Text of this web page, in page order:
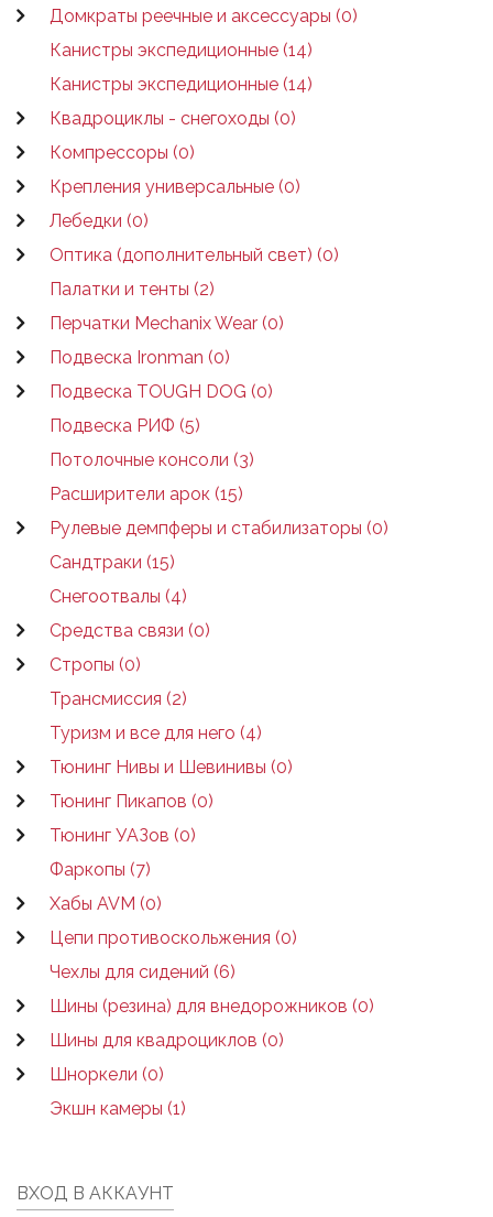
Домкраты реечные и аксессуары (0)
Канистры экспедиционные (14)
Канистры экспедиционные (14)
Квадроциклы - снегоходы (0)
Компрессоры (0)
Крепления универсальные (0)
Лебедки (0)
Оптика (дополнительный свет) (0)
Палатки и тенты (2)
Перчатки Mechanix Wear (0)
Подвеска Ironman (0)
Подвеска TOUGH DOG (0)
Подвеска РИФ (5)
Потолочные консоли (3)
Расширители арок (15)
Рулевые демпферы и стабилизаторы (0)
Сандтраки (15)
Снегоотвалы (4)
Средства связи (0)
Стропы (0)
Трансмиссия (2)
Туризм и все для него (4)
Тюнинг Нивы и Шевинивы (0)
Тюнинг Пикапов (0)
Тюнинг УАЗов (0)
Фаркопы (7)
Хабы AVM (0)
Цепи противоскольжения (0)
Чехлы для сидений (6)
Шины (резина) для внедорожников (0)
Шины для квадроциклов (0)
Шноркели (0)
Экшн камеры (1)
ВХОД В АККАУНТ